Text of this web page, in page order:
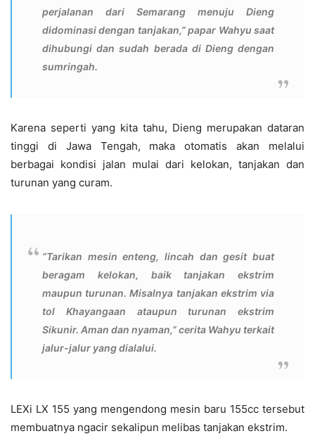
perjalanan dari Semarang menuju Dieng
didominasi dengan tanjakan,” papar Wahyu saat
dihubungi dan sudah berada di Dieng dengan
sumringah.
Karena seperti yang kita tahu, Dieng merupakan dataran
tinggi di Jawa Tengah, maka otomatis akan melalui
berbagai kondisi jalan mulai dari kelokan, tanjakan dan
turunan yang curam.
“Tarikan mesin enteng, lincah dan gesit buat
beragam kelokan, baik tanjakan ekstrim
maupun turunan. Misalnya tanjakan ekstrim via
tol Khayangaan ataupun turunan ekstrim
Sikunir. Aman dan nyaman,” cerita Wahyu terkait
jalur-jalur yang dialalui.
LEXi LX 155 yang mengendong mesin baru 155cc tersebut
membuatnya ngacir sekalipun melibas tanjakan ekstrim.